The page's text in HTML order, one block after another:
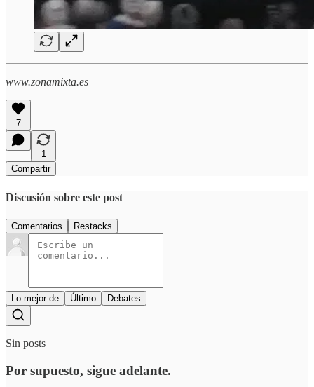
www.zonamixta.es
7
1
Compartir
Discusión sobre este post
Comentarios Restacks
Lo mejor de Último Debates
Sin posts
Por supuesto, sigue adelante.